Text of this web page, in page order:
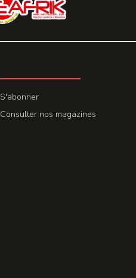
S'abonner
Consulter nos magazines